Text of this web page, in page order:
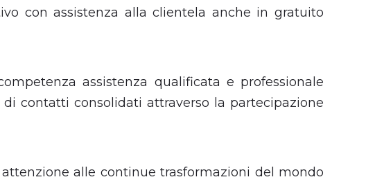
con assistenza alla clientela anche in gratuito
assistenza qualificata e professionale
contatti consolidati attraverso la partecipazione
alle continue trasformazioni del mondo